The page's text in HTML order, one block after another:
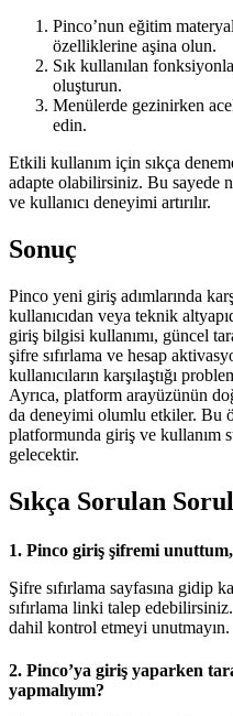
Pinco’nun eğitim
özelliklerine aşina olun.
Sık kullanılan
oluşturun.
Menülerde gezinirken
edin.
Etkili kullanım için sıkça
adapte olabilirsiniz. Bu sayede
ve kullanıcı deneyimi artırılır.
Sonuç
Pinco yeni giriş adımlarında
kullanıcıdan veya teknik
giriş bilgisi kullanımı, güncel
şifre sıfırlama ve hesap
kullanıcıların karşılaştığı
Ayrıca, platform arayüzünün
da deneyimi olumlu etkiler. Bu
platformunda giriş ve kullanım
gelecektir.
Sıkça Sorulan
1. Pinco giriş şifremi unuttum,
Şifre sıfırlama sayfasına gidip
sıfırlama linki talep
dahil kontrol etmeyi unutmayın.
2. Pinco’ya giriş yaparken
yapmalıyım?